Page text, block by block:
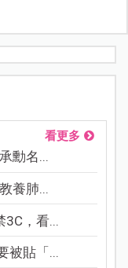
看更多
勳名...
養肺...
，看...
被貼「...